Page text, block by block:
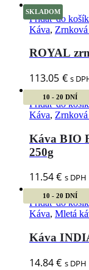
SKLADOM
Pridať do
Káva,
ROYAL
113.05 € s
10 - 20 DNÍ
Pridať do
Káva,
Káva BIO
250g
11.54€ s DPH
10 - 20 DNÍ
Pridať do
Káva, Mletá
Káva
14.84€ s DPH